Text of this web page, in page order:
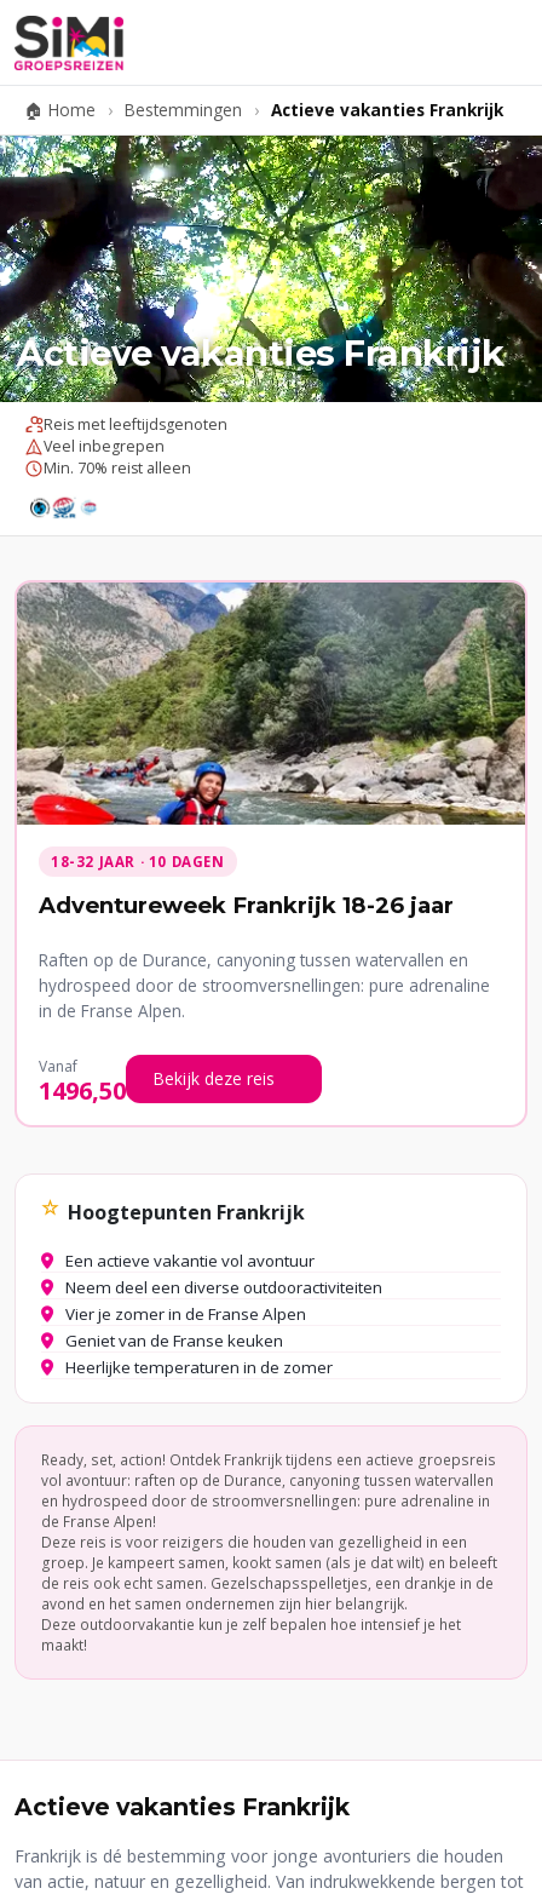
🏠 Home › Bestemmingen › Actieve vakanties Frankrijk
Actieve vakanties Frankrijk
Reis met leeftijdsgenoten
Veel inbegrepen
Min. 70% reist alleen
18-32 JAAR · 10 DAGEN
Adventureweek Frankrijk 18-26 jaar
Raften op de Durance, canyoning tussen watervallen en
hydrospeed door de stroomversnellingen: pure adrenaline
in de Franse Alpen.
Vanaf
1496,50 Bekijk deze reis
☆ Hoogtepunten Frankrijk
Een actieve vakantie vol avontuur
Neem deel een diverse outdooractiviteiten
Vier je zomer in de Franse Alpen
Geniet van de Franse keuken
Heerlijke temperaturen in de zomer
Ready, set, action! Ontdek Frankrijk tijdens een actieve groepsreis
vol avontuur: raften op de Durance, canyoning tussen watervallen
en hydrospeed door de stroomversnellingen: pure adrenaline in
de Franse Alpen!
Deze reis is voor reizigers die houden van gezelligheid in een
groep. Je kampeert samen, kookt samen (als je dat wilt) en beleeft
de reis ook echt samen. Gezelschapsspelletjes, een drankje in de
avond en het samen ondernemen zijn hier belangrijk.
Deze outdoorvakantie kun je zelf bepalen hoe intensief je het
maakt!
Actieve vakanties Frankrijk
Frankrijk is dé bestemming voor jonge avonturiers die houden
van actie, natuur en gezelligheid. Van indrukwekkende bergen tot